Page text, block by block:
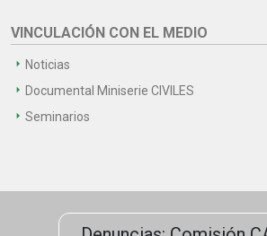
VINCULACIÓN CON EL MEDIO
Noticias
Documental Miniserie CIVILES
Seminarios